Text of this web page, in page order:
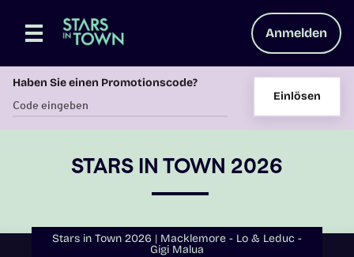
Anmelden
Haben Sie einen Promotionscode?
Einlösen
STARS IN TOWN 2026
Stars in Town 2026
Macklemore - Lo & Leduc -
Gigi Malua